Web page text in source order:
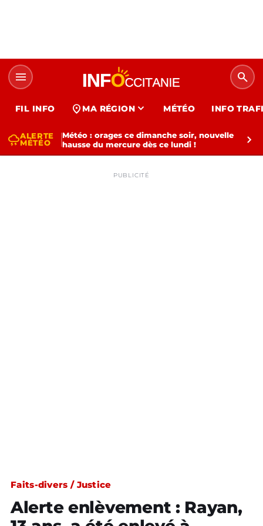
menu search
FIL INFO location_on MA RÉGION expand_more MÉTÉO INFO
thunderstormALERTE
MÉTÉO
Météo : orages ce dimanche soir, nouvelle
hausse du mercure dès ce lundi !
chevron_right
PUBLICITÉ
Faits-divers / Justice
Alerte enlèvement : Rayan,